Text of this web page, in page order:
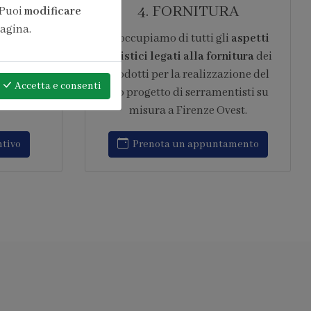
di
sistema
IFT
6. ASSISTENZA
Garantiamoassistenza post
vendita continuativa,
intervenendo rapidamente su ogni
tipo di problematica relativa al
progetto di serramentisti su
misura a Firenze Ovest.
modificare
Accettae consenti